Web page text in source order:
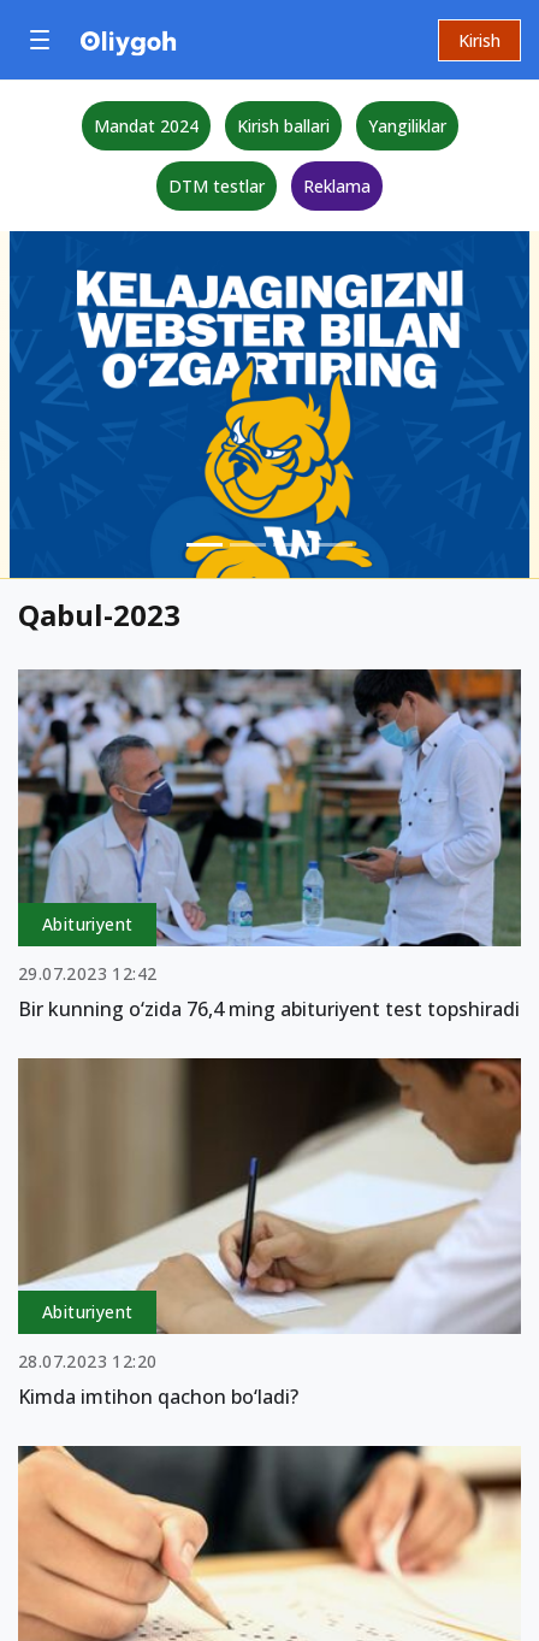
Kirish
Mandat 2024 Kirish ballari Yangiliklar
DTM testlar Reklama
Qabul-2023
Abituriyent
29.07.2023 12:42
Bir kunning o‘zida 76,4 ming abituriyent test topshiradi
Abituriyent
28.07.2023 12:20
Kimda imtihon qachon bo‘ladi?